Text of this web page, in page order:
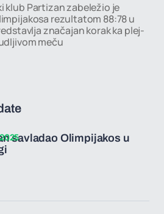
klub Partizan zabeležio je
rezultatom 88:78 u
značajan korak ka plej-
meču
savladao Olimpijakos u